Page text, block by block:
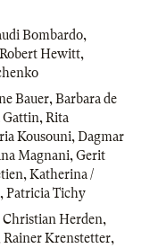
Bombardo,
Robert Hewitt,
Bauer, Barbara de
Gattin, Rita
Kousouni, Dagmar
Magnani, Gerit
, Katherina /
, Patricia Tichy
Christian Herden,
Rainer Krenstetter,